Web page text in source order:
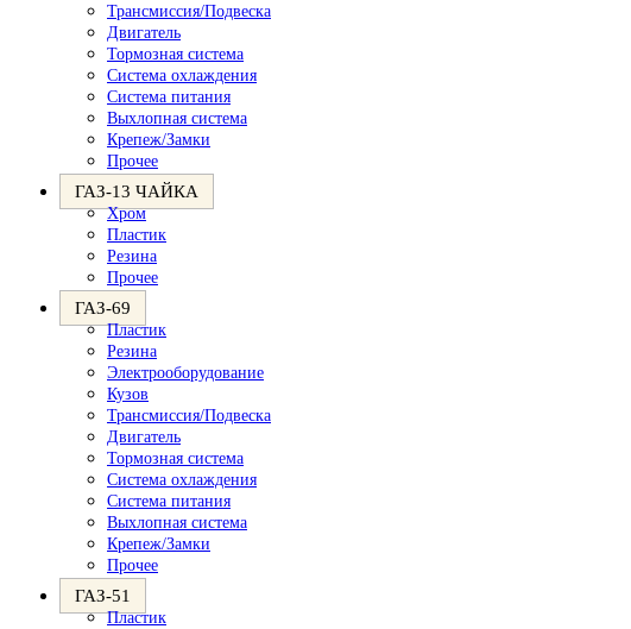
Трансмиссия/Подвеска
Двигатель
Тормозная система
Система охлаждения
Система питания
Выхлопная система
Крепеж/Замки
Прочее
ГАЗ-13 ЧАЙКА
Хром
Пластик
Резина
Прочее
ГАЗ-69
Пластик
Резина
Электрооборудование
Кузов
Трансмиссия/Подвеска
Двигатель
Тормозная система
Система охлаждения
Система питания
Выхлопная система
Крепеж/Замки
Прочее
ГАЗ-51
Пластик